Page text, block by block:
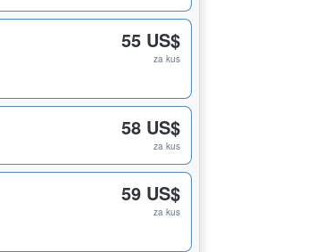
55 US$
za kus
58 US$
za kus
59 US$
za kus